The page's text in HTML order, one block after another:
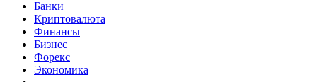
Банки
Криптовалюта
Финансы
Бизнес
Форекс
Экономика